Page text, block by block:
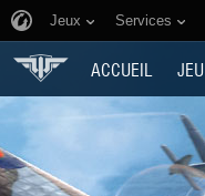
Jeux Services
ACCUEIL JEU